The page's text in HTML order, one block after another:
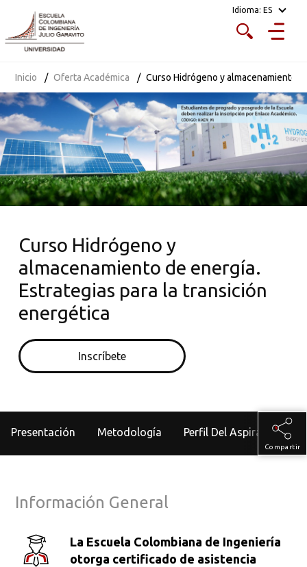
Idioma: ES
Inicio Oferta Académica Curso Hidrógeno y almacenamiento
Curso Hidrógeno y
almacenamiento de energía.
Estrategias para la transición
energética
Inscríbete
Presentación Metodología Perfil Del Aspirante
Compartir
Información General
La Escuela Colombiana de Ingeniería
otorga certificado de asistencia
demanda, inteligencia artificial aplicada a sistemas
eléctricos de potencia, electrónica de potencia, entre
otros. Experiencia internacional en investigación y como